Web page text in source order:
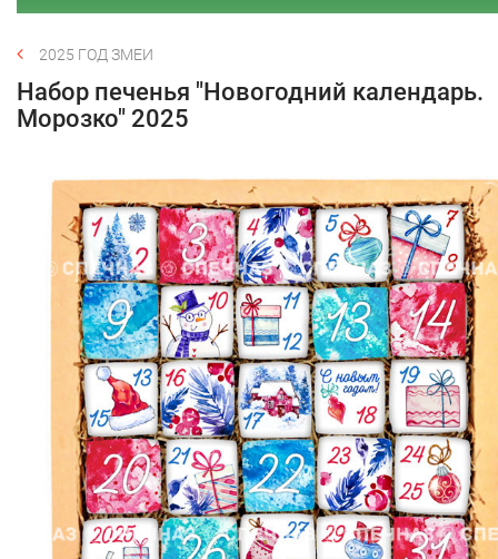
2025 ГОД ЗМЕИ
Набор печенья "Новогодний календарь.
Морозко" 2025